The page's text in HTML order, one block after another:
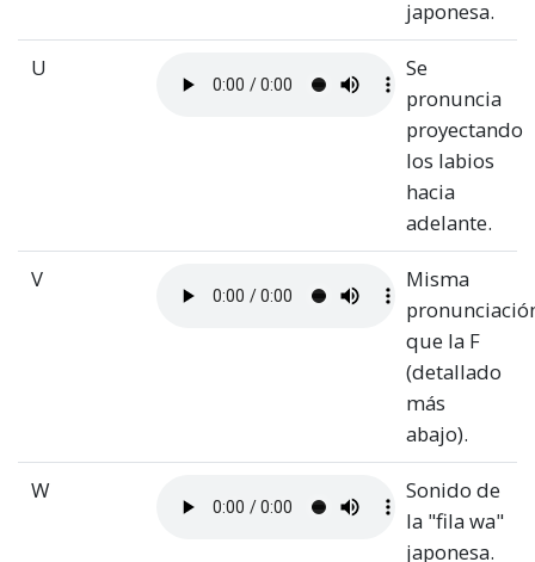
japonesa.
U
Se
pronuncia
proyectando
los labios
hacia
adelante.
V
Misma
que la F
(detallado
más
abajo).
W
Sonido de
la "fila wa"
japonesa.